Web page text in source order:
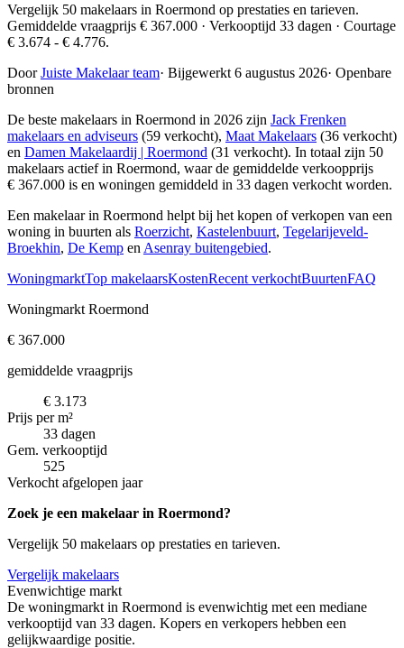
Vergelijk 50 makelaars in Roermond op prestaties en tarieven.
Gemiddelde vraagprijs € 367.000 · Verkooptijd 33 dagen · Courtage
€ 3.674 - € 4.776.
DoorJuiste Makelaar team· Bijgewerkt 6 augustus 2026· Openbare
bronnen
De beste makelaars in Roermond in 2026 zijn Jack Frenken
makelaars en adviseurs (59 verkocht), Maat Makelaars (36 verkocht)
en Damen Makelaardij | Roermond (31 verkocht). In totaal zijn 50
makelaars actief in Roermond, waar de gemiddelde verkoopprijs
€ 367.000 is en woningen gemiddeld in 33 dagen verkocht worden.
Een makelaar in Roermond helpt bij het kopen of verkopen van een
woning in buurten als Roerzicht, Kastelenbuurt, Tegelarijeveld-
Broekhin, De Kemp en Asenray buitengebied.
WoningmarktTop makelaarsKostenRecent verkochtBuurtenFAQ
Woningmarkt Roermond
€ 367.000
gemiddelde vraagprijs
€ 3.173
Prijs per m²
33 dagen
Gem. verkooptijd
525
Verkocht afgelopen jaar
Zoek je een makelaar in Roermond?
Vergelijk 50 makelaars op prestaties en tarieven.
Vergelijk makelaars
Evenwichtige markt
De woningmarkt in Roermond is evenwichtig met een mediane
verkooptijd van 33 dagen. Kopers en verkopers hebben een
gelijkwaardige positie.